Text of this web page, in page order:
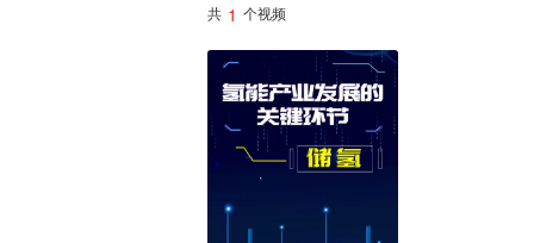
共 1 个视频